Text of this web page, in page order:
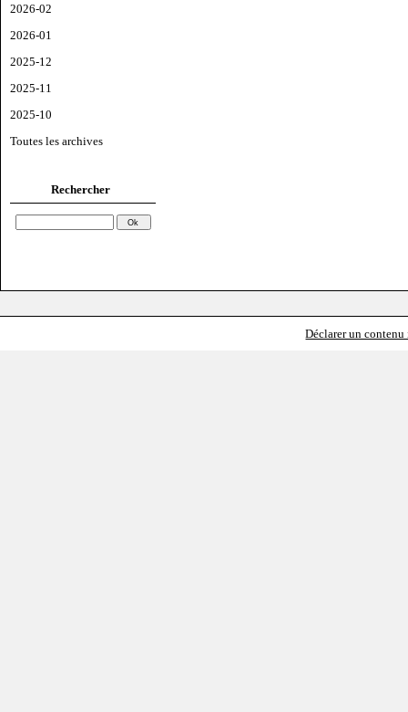
2026-02
2026-01
2025-12
2025-11
2025-10
Toutes les archives
Rechercher
Déclarer un